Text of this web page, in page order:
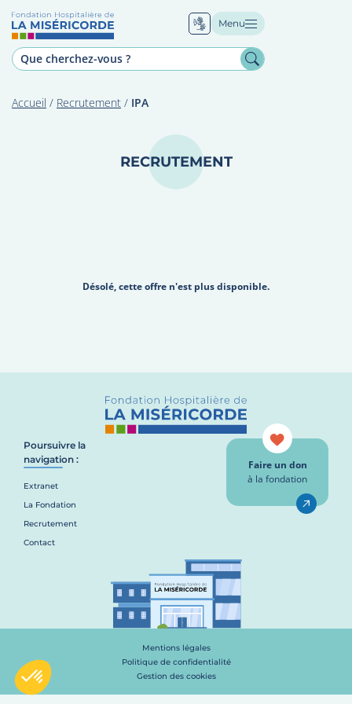
Menu
Accueil / Recrutement / IPA
RECRUTEMENT
Désolé, cette offre n'est plus disponible.
Poursuivre la
navigation :
Extranet
La Fondation
Recrutement
Contact
Faire un don
à la fondation
Mentions légales
Politique de confidentialité
Gestion des cookies